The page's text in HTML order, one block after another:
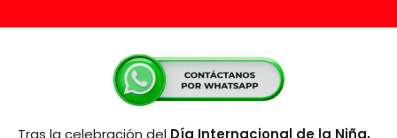
Tras la celebración del Día Internacional de la Niña,